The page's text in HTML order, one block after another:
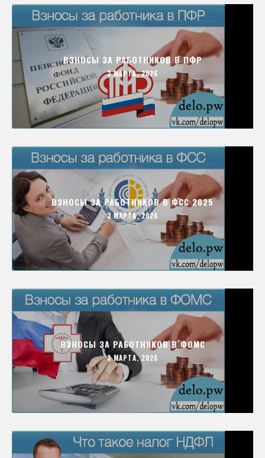
ВЗНОСЫ ЗА РАБОТНИКОВ В ПФР
3 МАРТА, 2026
ВЗНОСЫ ЗА РАБОТНИКОВ В ФСС 2025
3 МАРТА, 2026
ВЗНОСЫ ЗА РАБОТНИКОВ В ФОМС
3 МАРТА, 2026